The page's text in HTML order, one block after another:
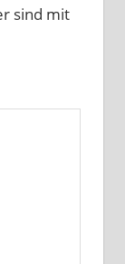
sind mit